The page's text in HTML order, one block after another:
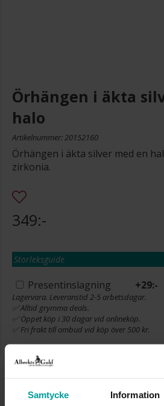
Samtycke Information
Örhängen i äkta
halo
Artikelnummer: 20152160
Örhängen i äkta silver med en
zirkonia.
349:-
Storleksguide
Presentinslagning +29:-
Lagervara. Leveranstid 2-5 arbetsdagar.
✅ Alltid grymma deals.
✅ Öppet köp i 30 dagar vid onlineköp.
✅ Fri frakt till ombud vid köp över 500 kr.
LÄGG I